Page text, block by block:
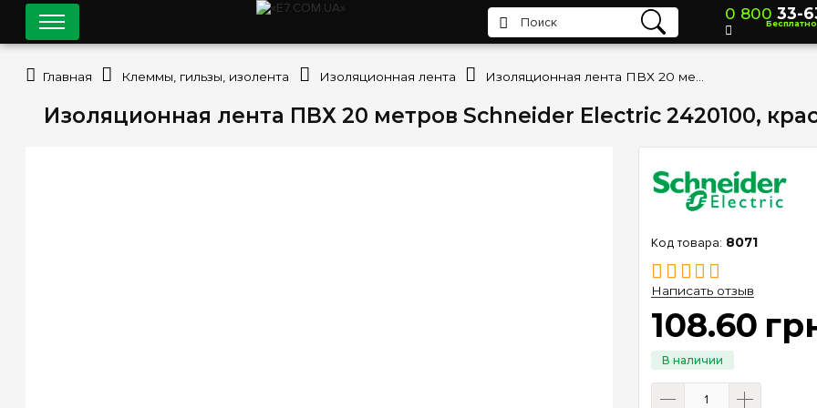
Изоляционная лента ПВХ 20 метров Schneider Electric 2420100,
8071
Написать отзыв
108.60
0 800 33-
Бесплатно
Главная Клеммы, гильзы, изолента Изоляционная лента